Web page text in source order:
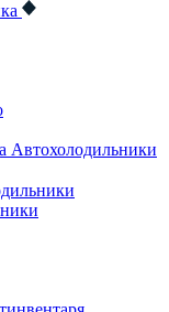
Автохолодильники